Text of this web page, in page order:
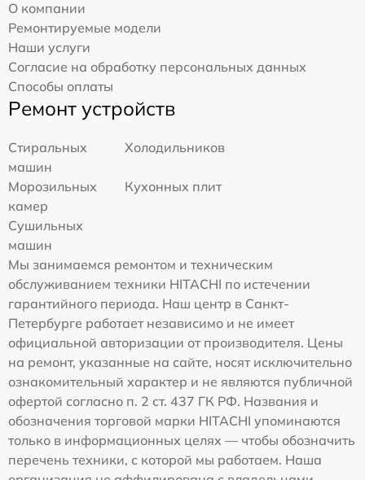
О компании
Ремонтируемые модели
Наши услуги
Согласие на обработку персональных данных
Способы оплаты
Ремонт устройств
Стиральных
машин
Холодильников
Морозильных
камер
Кухонных плит
Сушильных
машин
Мы занимаемся ремонтом и техническим
обслуживанием техники HITACHI по истечении
гарантийного периода. Наш центр в Санкт-
Петербурге работает независимо и не имеет
официальной авторизации от производителя. Цены
на ремонт, указанные на сайте, носят исключительно
ознакомительный характер и не являются публичной
офертой согласно п. 2 ст. 437 ГК РФ. Названия и
обозначения торговой марки HITACHI упоминаются
только в информационных целях — чтобы обозначить
перечень техники, с которой мы работаем. Наша